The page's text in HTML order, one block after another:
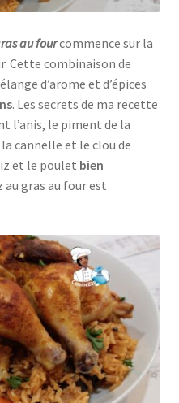
au fourcommence sur la
Cette combinaison de
d’arome et d’épices
. Les secrets de ma recette
l’anis, le piment de la
cannelle et le clou de
et le poulet bien
gras au four est